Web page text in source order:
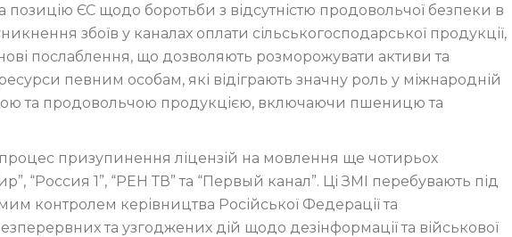
позицію ЄС щодо боротьби з відсутністю продовольчої безпеки в
збоїв у каналах оплати сільськогосподарської продукції,
послаблення, що дозволяють розморожувати активи та
певним особам, які відіграють значну роль у міжнародній
та продовольчою продукцією, включаючи пшеницю та
процес призупинення ліцензій на мовлення ще чотирьох
“Россия 1”, “РЕН ТВ” та “Первый канал”. Ці ЗМІ перебувають під
контролем керівництва Російської Федерації та
та узгоджених дій щодо дезінформації та військової